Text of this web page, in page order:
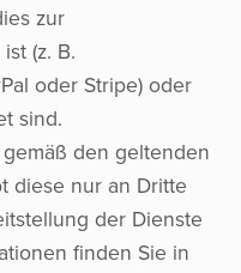
zur
(z. B.
oder Stripe) oder
sind.
den geltenden
diese nur an Dritte
der Dienste
finden Sie in